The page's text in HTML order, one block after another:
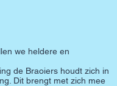
we heldere en
de Braoiers houdt zich in
Dit brengt met zich mee